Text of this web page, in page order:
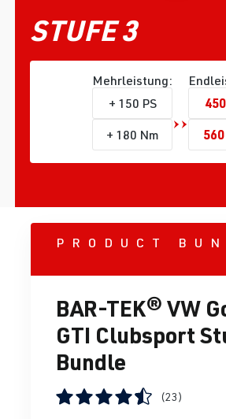
STUFE 3
Mehrleistung:
+ 150 PS
+ 180 Nm
PRODUCT
BAR-TEK® VW
GTI Clubsport
Bundle
(23)